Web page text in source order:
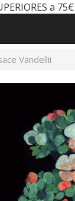
a
Vandellii